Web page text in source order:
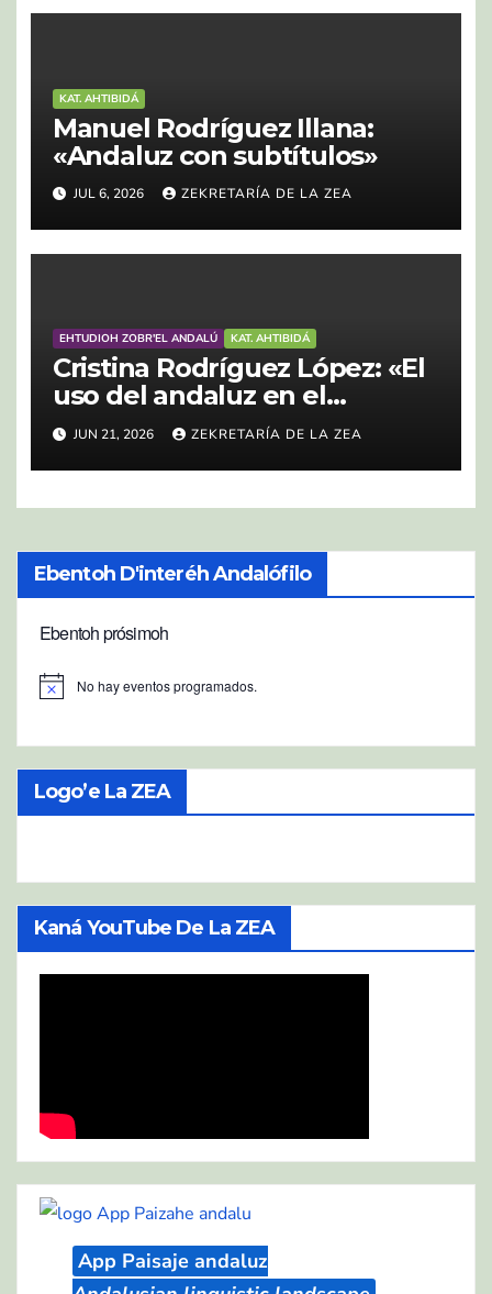
KAT. AHTIBIDÁ
Manuel Rodríguez Illana:
«Andaluz con subtítulos»
JUL 6, 2026 ZEKRETARÍA DE LA ZEA
EHTUDIOH ZOBR'EL ANDALÚ KAT. AHTIBIDÁ
Cristina Rodríguez López: «El
uso del andaluz en el
Carnaval de Isla Cristina:
actitudes, estigmatización y
resignificación»
JUN 21, 2026 ZEKRETARÍA DE LA ZEA
Ebentoh D'interéh Andalófilo
Ebentoh prósimoh
s
No hay eventos programados.
Logo’e La ZEA
Kaná YouTube De La ZEA
App Paisaje andaluz